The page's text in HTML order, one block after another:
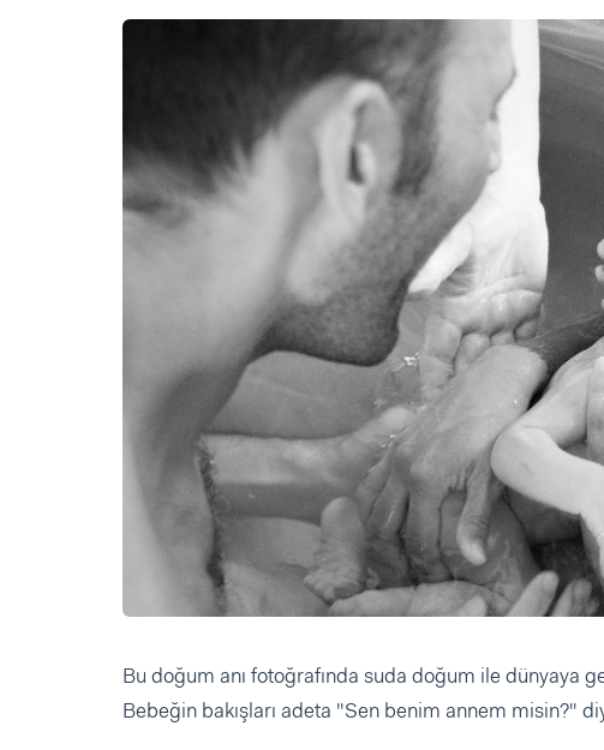
Bu doğum anı fotoğrafında suda doğum ile dünyaya
Bebeğin bakışları adeta "Sen benim annem misin?"